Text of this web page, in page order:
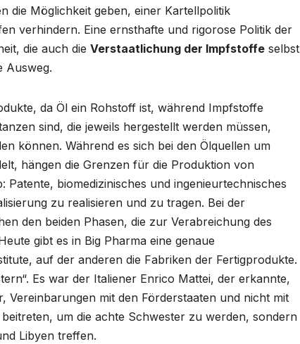
die Möglichkeit geben, einer Kartellpolitik
verhindern. Eine ernsthafte und rigorose Politik der
die auch die Verstaatlichung der Impfstoffe selbst
Ausweg.
da Öl ein Rohstoff ist, während Impfstoffe
sind, die jeweils hergestellt werden müssen,
können. Während es sich bei den Ölquellen um
hängen die Grenzen für die Produktion von
biomedizinisches und ingenieurtechnisches
zu realisieren und zu tragen. Bei der
den beiden Phasen, die zur Verabreichung des
gibt es in Big Pharma eine genaue
auf der anderen die Fabriken der Fertigprodukte.
Es war der Italiener Enrico Mattei, der erkannte,
Vereinbarungen mit den Förderstaaten und nicht mit
um die achte Schwester zu werden, sondern
Libyen treffen.